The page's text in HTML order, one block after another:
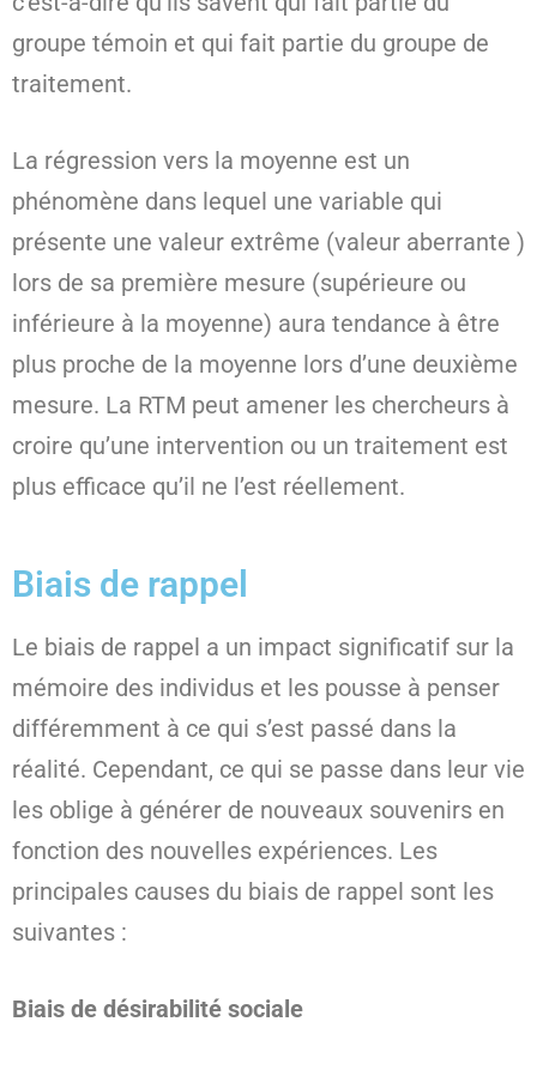
groupe témoin et qui fait partie du groupe de
traitement.
La régression vers la moyenne est un
phénomène dans lequel une variable qui
présente une valeur extrême (valeur aberrante )
lors de sa première mesure (supérieure ou
inférieure à la moyenne) aura tendance à être
plus proche de la moyenne lors d’une deuxième
mesure. La RTM peut amener les chercheurs à
croire qu’une intervention ou un traitement est
plus efficace qu’il ne l’est réellement.
Biais de rappel
Le biais de rappel a un impact significatif sur la
mémoire des individus et les pousse à penser
différemment à ce qui s’est passé dans la
réalité. Cependant, ce qui se passe dans leur vie
les oblige à générer de nouveaux souvenirs en
fonction des nouvelles expériences. Les
principales causes du biais de rappel sont les
suivantes :
Biais de désirabilité sociale